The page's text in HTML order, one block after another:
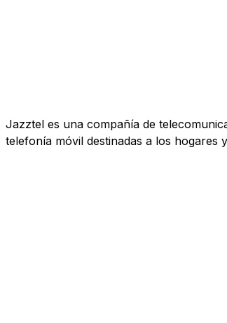
Jazztel es una compañía de
telefonía móvil destinadas a los hogares